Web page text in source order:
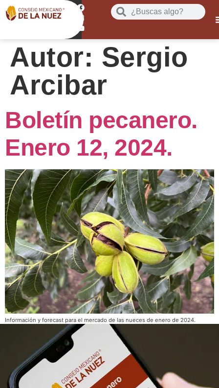
Autor: Sergio
Arcibar
Boletín pecanero.
Enero 12, 2024.
Información y forecast para el mercado de las nueces de enero de 2024.